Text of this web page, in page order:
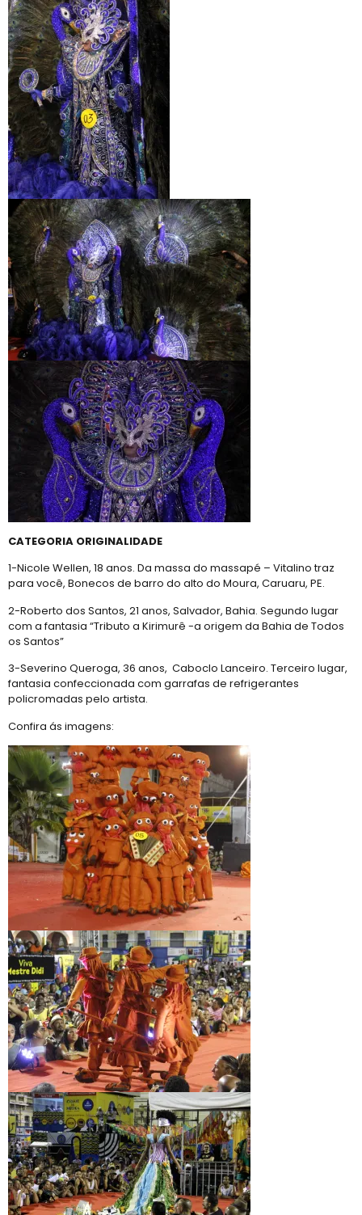
CATEGORIA ORIGINALIDADE
1-Nicole Wellen, 18 anos. Da massa do massapé – Vitalino traz
para você, Bonecos de barro do alto do Moura, Caruaru, PE.
2-Roberto dos Santos, 21 anos, Salvador, Bahia. Segundo lugar
com a fantasia “Tributo a Kirimurê -a origem da Bahia de Todos
os Santos”
3-Severino Queroga, 36 anos, Caboclo Lanceiro. Terceiro lugar,
fantasia confeccionada com garrafas de refrigerantes
policromadas pelo artista.
Confira ás imagens: